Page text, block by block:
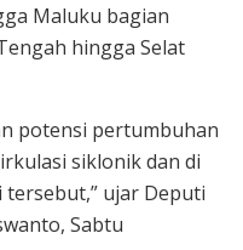
Maluku bagian
hingga Selat
potensi pertumbuhan
siklonik dan di
ujar Deputi
Sabtu